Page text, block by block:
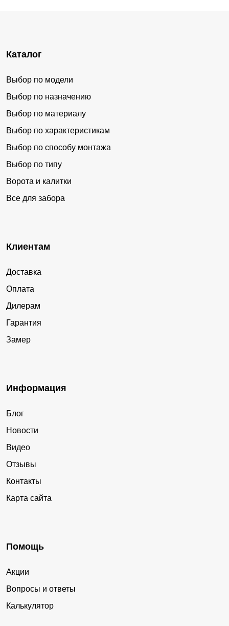
Каталог
Выбор по модели
Выбор по назначению
Выбор по материалу
Выбор по характеристикам
Выбор по способу монтажа
Выбор по типу
Ворота и калитки
Все для забора
Клиентам
Доставка
Оплата
Дилерам
Гарантия
Замер
Информация
Блог
Новости
Видео
Отзывы
Контакты
Карта сайта
Помощь
Акции
Вопросы и ответы
Калькулятор